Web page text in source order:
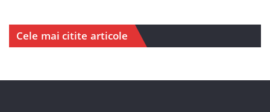
Cele mai citite articole